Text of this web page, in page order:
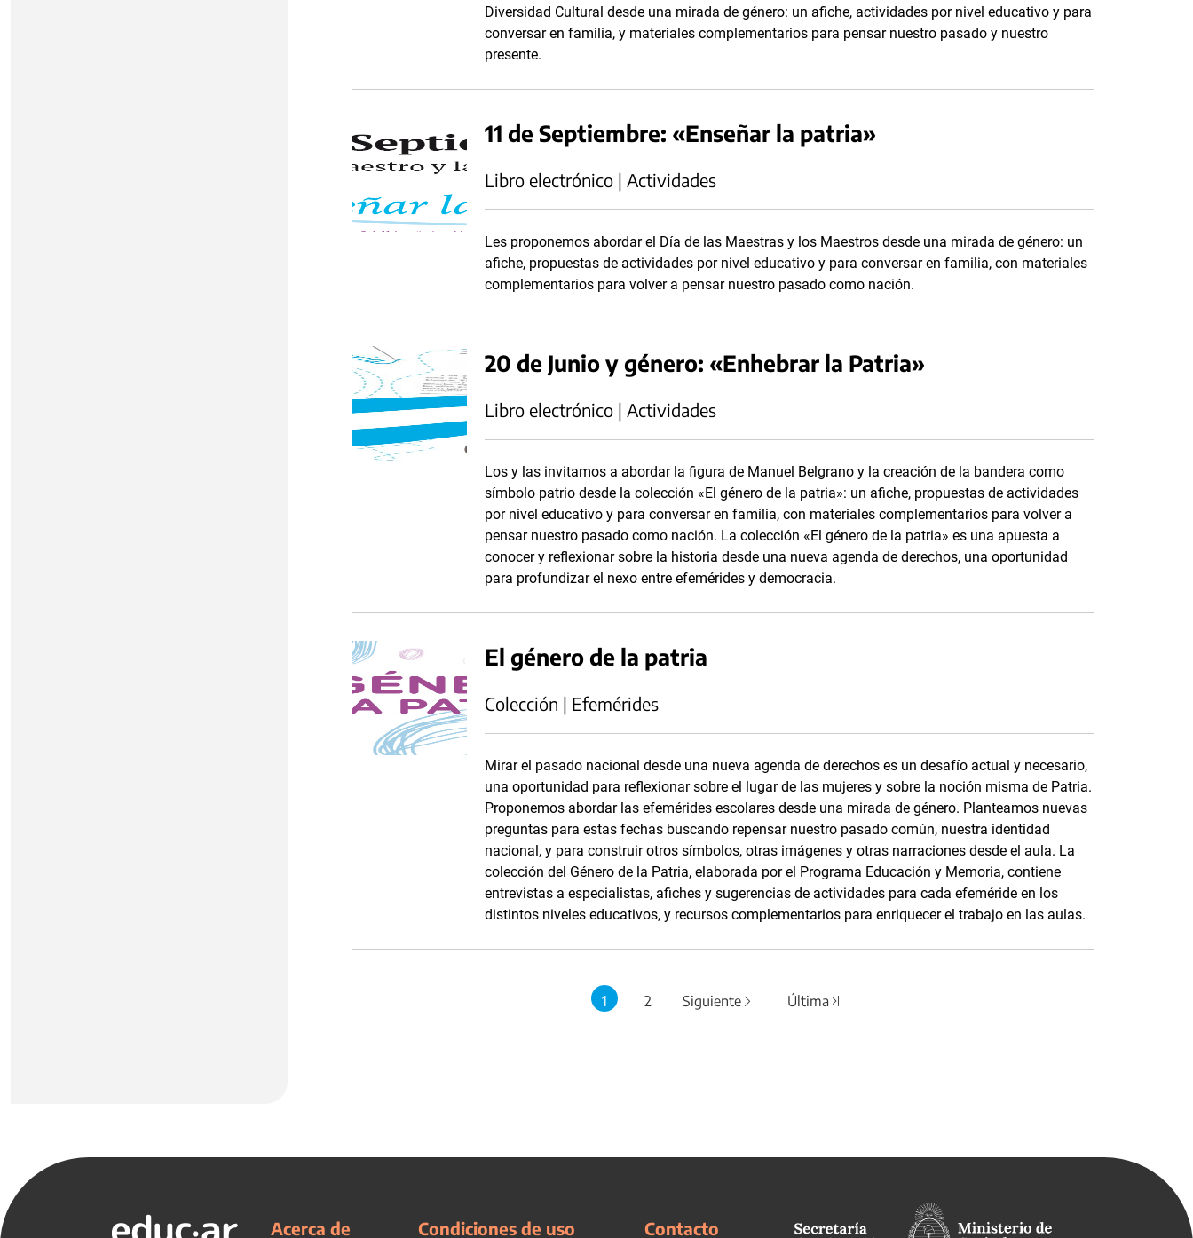
Diversidad Cultural desde una mirada de género: un afiche, actividades por nivel educativo y para
conversar en familia, y materiales complementarios para pensar nuestro pasado y nuestro
presente.
11 de Septiembre: «Enseñar la patria»
Libro electrónico | Actividades
Les proponemos abordar el Día de las Maestras y los Maestros desde una mirada de género: un
afiche, propuestas de actividades por nivel educativo y para conversar en familia, con materiales
complementarios para volver a pensar nuestro pasado como nación.
20 de Junio y género: «Enhebrar la Patria»
Libro electrónico | Actividades
Los y las invitamos a abordar la figura de Manuel Belgrano y la creación de la bandera como
símbolo patrio desde la colección «El género de la patria»: un afiche, propuestas de actividades
por nivel educativo y para conversar en familia, con materiales complementarios para volver a
pensar nuestro pasado como nación. La colección «El género de la patria» es una apuesta a
conocer y reflexionar sobre la historia desde una nueva agenda de derechos, una oportunidad
para profundizar el nexo entre efemérides y democracia.
El género de la patria
Colección | Efemérides
Mirar el pasado nacional desde una nueva agenda de derechos es un desafío actual y necesario,
una oportunidad para reflexionar sobre el lugar de las mujeres y sobre la noción misma de Patria.
Proponemos abordar las efemérides escolares desde una mirada de género. Planteamos nuevas
preguntas para estas fechas buscando repensar nuestro pasado común, nuestra identidad
nacional, y para construir otros símbolos, otras imágenes y otras narraciones desde el aula. La
colección del Género de la Patria, elaborada por el Programa Educación y Memoria, contiene
entrevistas a especialistas, afiches y sugerencias de actividades para cada efeméride en los
distintos niveles educativos, y recursos complementarios para enriquecer el trabajo en las aulas.
1 2 Siguiente Última
Acerca de Condiciones de uso Contacto